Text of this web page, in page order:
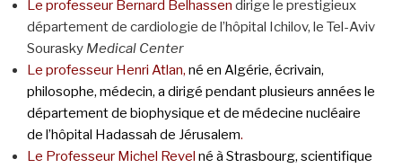
Le professeur Bernard Belhassen dirige le prestigieux
département de cardiologie de l’hôpital Ichilov, le Tel-Aviv
Sourasky Medical Center
Le professeur Henri Atlan, né en Algérie, écrivain,
philosophe, médecin, a dirigé pendant plusieurs années le
département de biophysique et de médecine nucléaire
de l’hôpital Hadassah de Jérusalem.
Le Professeur Michel Revel né à Strasbourg, scientifique